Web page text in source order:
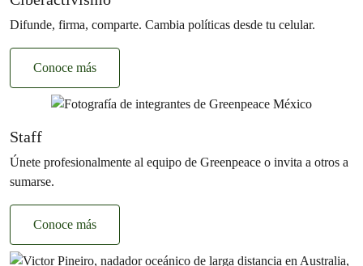
Difunde, firma, comparte. Cambia políticas desde tu celular.
Conoce más
Staff
Únete profesionalmente al equipo de Greenpeace o invita a otros a
sumarse.
Conoce más